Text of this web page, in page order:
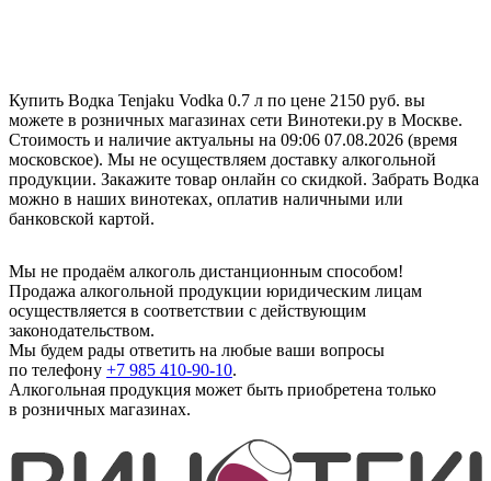
Купить Водка Tenjaku Vodka 0.7 л по цене 2150 руб. вы
можете в розничных магазинах сети Винотеки.ру в Москве.
Стоимость и наличие актуальны на 09:06 07.08.2026 (время
московское). Мы не осуществляем доставку алкогольной
продукции. Закажите товар онлайн со скидкой. Забрать Водка
можно в наших винотеках, оплатив наличными или
банковской картой.
Мы не продаём алкоголь дистанционным способом!
Продажа алкогольной продукции юридическим лицам
осуществляется в соответствии с действующим
законодательством.
Мы будем рады ответить на любые ваши вопросы
по телефону +7 985 410-90-10.
Алкогольная продукция может быть приобретена только
в розничных магазинах.